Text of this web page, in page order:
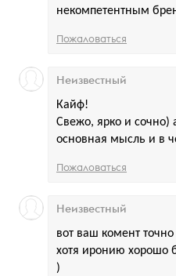
некомпетентным
Пожаловаться
Кайф!
Свежо, ярко и сочно)
основная мысль и в
Неизвестный
Пожаловаться
вот ваш комент точно
хотя иронию хорошо
)
Неизвестный